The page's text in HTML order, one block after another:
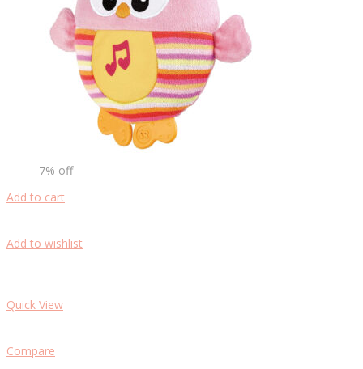
7% off
Add to cart
Add to wishlist
Quick View
Compare